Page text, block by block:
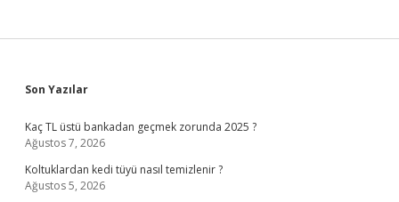
Sidebar
Son Yazılar
Kaç TL üstü bankadan geçmek zorunda 2025 ?
Ağustos 7, 2026
Koltuklardan kedi tüyü nasıl temizlenir ?
Ağustos 5, 2026